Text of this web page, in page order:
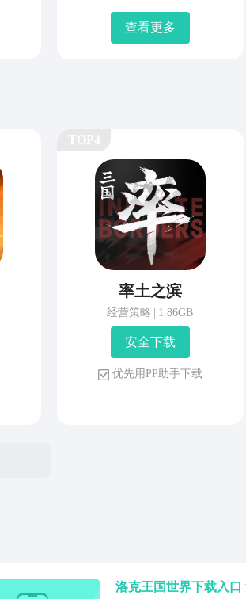
查看更多
率土之滨
经营策略 1.86GB
安 全 下 载
优 先 用 P P 助 手 下 载
洛克王国世界下载入